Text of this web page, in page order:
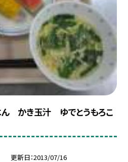
かき玉汁 ゆでとうもろこ
更新日 2013/07/16